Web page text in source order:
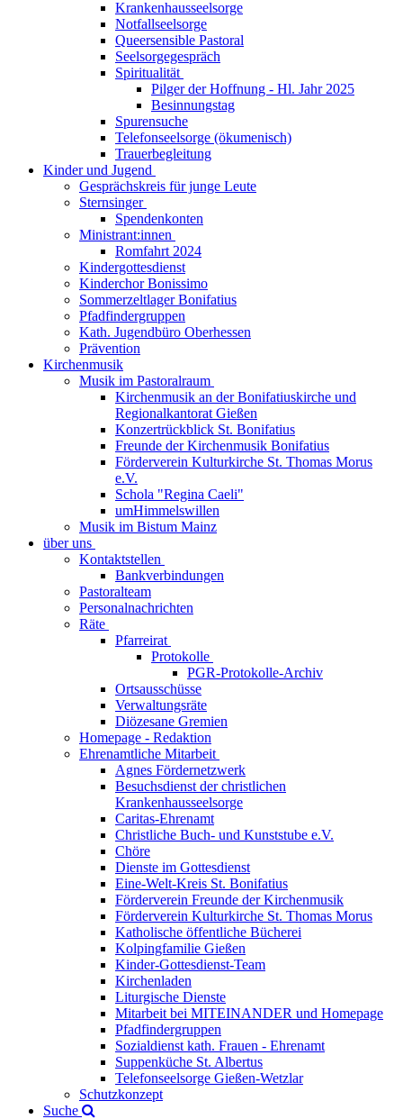
Krankenhausseelsorge
Notfallseelsorge
Queersensible Pastoral
Seelsorgegespräch
Spiritualität
Pilger der Hoffnung - Hl. Jahr 2025
Besinnungstag
Spurensuche
Telefonseelsorge (ökumenisch)
Trauerbegleitung
Kinder und Jugend
Gesprächskreis für junge Leute
Sternsinger
Spendenkonten
Ministrant:innen
Romfahrt 2024
Kindergottesdienst
Kinderchor Bonissimo
Sommerzeltlager Bonifatius
Pfadfindergruppen
Kath. Jugendbüro Oberhessen
Prävention
Kirchenmusik
Musik im Pastoralraum
Kirchenmusik an der Bonifatiuskirche und
Regionalkantorat Gießen
Konzertrückblick St. Bonifatius
Freunde der Kirchenmusik Bonifatius
Förderverein Kulturkirche St. Thomas Morus
e.V.
Schola "Regina Caeli"
umHimmelswillen
Musik im Bistum Mainz
über uns
Kontaktstellen
Bankverbindungen
Pastoralteam
Personalnachrichten
Räte
Pfarreirat
Protokolle
PGR-Protokolle-Archiv
Ortsausschüsse
Verwaltungsräte
Diözesane Gremien
Homepage - Redaktion
Ehrenamtliche Mitarbeit
Agnes Fördernetzwerk
Besuchsdienst der christlichen
Krankenhausseelsorge
Caritas-Ehrenamt
Christliche Buch- und Kunststube e.V.
Chöre
Dienste im Gottesdienst
Eine-Welt-Kreis St. Bonifatius
Förderverein Freunde der Kirchenmusik
Förderverein Kulturkirche St. Thomas Morus
Katholische öffentliche Bücherei
Kolpingfamilie Gießen
Kinder-Gottesdienst-Team
Kirchenladen
Liturgische Dienste
Mitarbeit bei MITEINANDER und Homepage
Pfadfindergruppen
Sozialdienst kath. Frauen - Ehrenamt
Suppenküche St. Albertus
Telefonseelsorge Gießen-Wetzlar
Schutzkonzept
Suche